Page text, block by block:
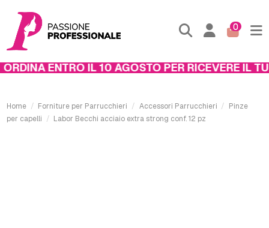
0
ENTRO IL 10 AGOSTO PER RICEVERE IL
Home Forniture per Parrucchieri Accessori Parrucchieri
Pinze
per capelli
Labor Becchi acciaio extra strong conf. 12 pz